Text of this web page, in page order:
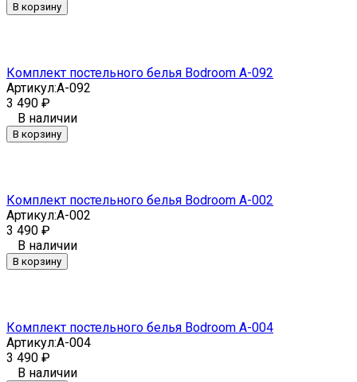
В корзину
Комплект постельного белья Bodroom A-092
Артикул:A-092
3 490 ₽
В наличии
В корзину
Комплект постельного белья Bodroom A-002
Артикул:A-002
3 490 ₽
В наличии
В корзину
Комплект постельного белья Bodroom A-004
Артикул:A-004
3 490 ₽
В наличии